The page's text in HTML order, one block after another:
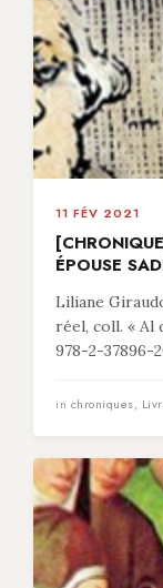
11 FÉV 2021
ÉPOUSE
Liliane
réel, coll. « Al
978-2-37896-
in chroniques,